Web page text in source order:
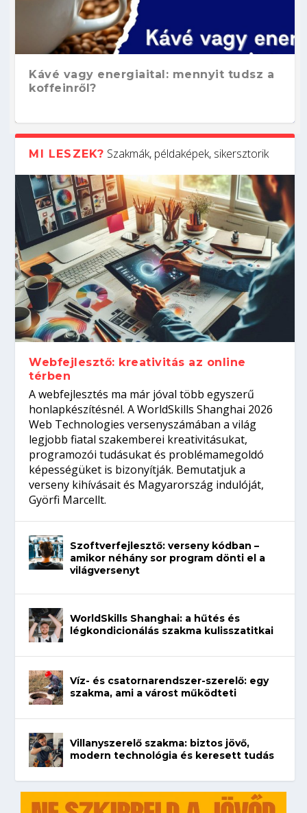
Kávé vagy energiaital: mennyit tudsz a
koffeinről?
Hogyan készíts ATS-barát önéletrajzot?
Így növelheted az esélyedet az
állásinterjúra...
Kitalálod, mire használják ezeket a
gépeket?
Nem sikerült az egyetemi felvételi?
Tanulj szakmát!
Szoftverfejlesztő: verseny kódban –
amikor néhány sor program dönti el a
világversenyt...
MI LESZEK? Szakmák, példaképek, sikersztorik
Webfejlesztő: kreativitás az online
térben
A webfejlesztés ma már jóval több egyszerű
honlapkészítésnél. A WorldSkills Shanghai 2026
Web Technologies versenyszámában a világ
legjobb fiatal szakemberei kreativitásukat,
programozói tudásukat és problémamegoldó
képességüket is bizonyítják. Bemutatjuk a
verseny kihívásait és Magyarország indulóját,
Györfi Marcellt.
Szoftverfejlesztő: verseny kódban –
amikor néhány sor program dönti el a
világversenyt
WorldSkills Shanghai: a hűtés és
légkondicionálás szakma kulisszatitkai
Víz- és csatornarendszer-szerelő: egy
szakma, ami a várost működteti
Villanyszerelő szakma: biztos jövő,
modern technológia és keresett tudás